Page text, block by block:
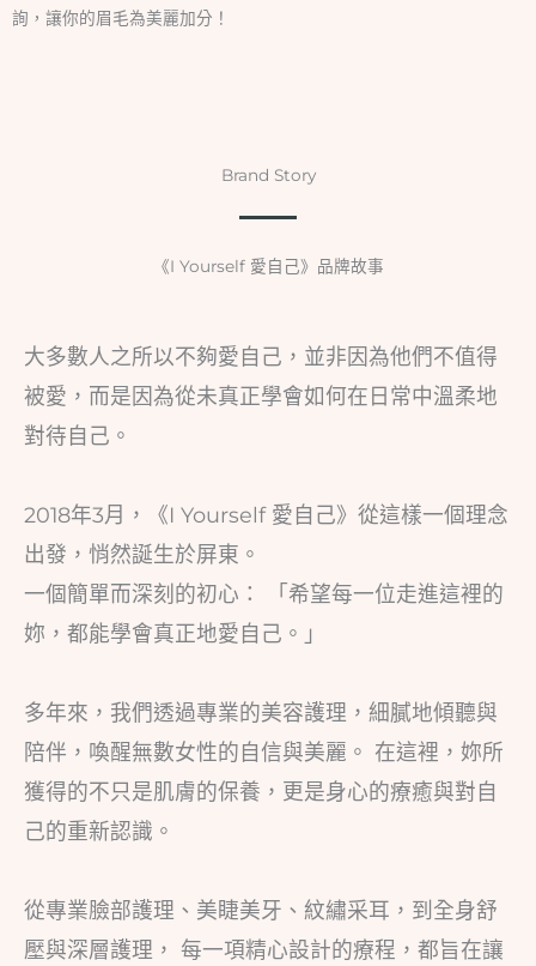
詢，讓你的眉毛為美麗加分！
Brand Story
《I Yourself 愛自己》品牌故事
大多數人之所以不夠愛自己，並非因為他們不值得
被愛，而是因為從未真正學會如何在日常中溫柔地
對待自己。
2018年3月，《I Yourself 愛自己》從這樣一個理念
出發，悄然誕生於屏東。
一個簡單而深刻的初心： 「希望每一位走進這裡的
妳，都能學會真正地愛自己。」
多年來，我們透過專業的美容護理，細膩地傾聽與
陪伴，喚醒無數女性的自信與美麗。 在這裡，妳所
獲得的不只是肌膚的保養，更是身心的療癒與對自
己的重新認識。
從專業臉部護理、美睫美牙、紋繡采耳，到全身舒
壓與深層護理， 每一項精心設計的療程，都旨在讓